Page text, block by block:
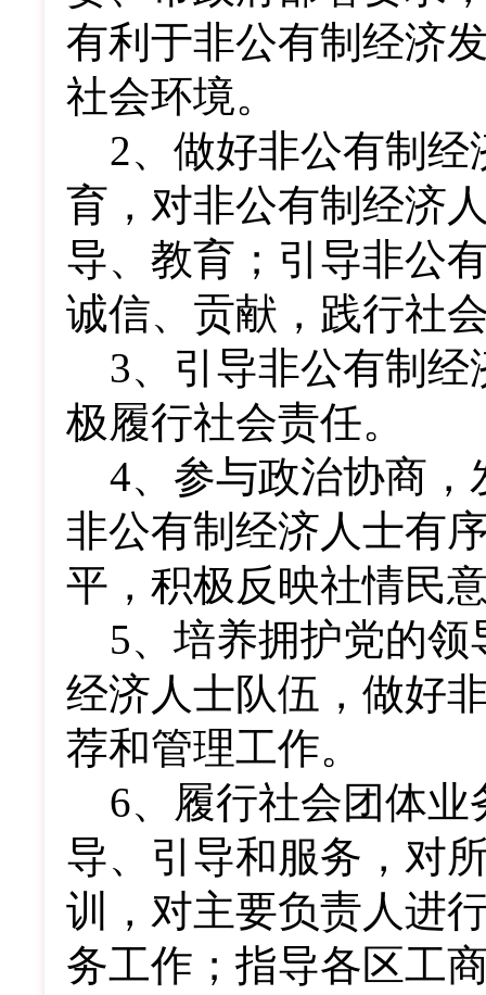
有利于非公有制经济
社会环境。
2、做好非公有制
育，对非公有制经济
导、教育；引导非公
诚信、贡献，践行社
3、引导非公有制
极履行社会责任。
4、参与政治协商
非公有制经济人士有
平，积极反映社情民
5、培养拥护党的
经济人士队伍，做好
荐和管理工作。
6、履行社会团体
导、引导和服务，对
训，对主要负责人进
务工作；指导各区工